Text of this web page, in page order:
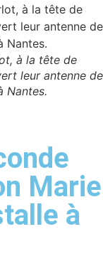
à la tête de
leur antenne de
Nantes.
Marie
à